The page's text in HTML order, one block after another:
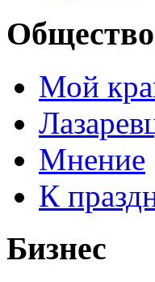
Общество
Мой
Мнение
К
Бизнес